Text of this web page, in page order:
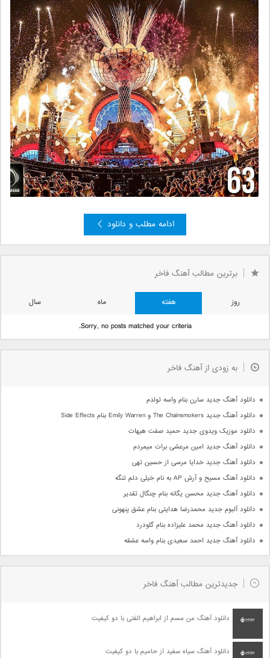
ادامه مطلب و دانلود
برترین مطالب آهنگ فاخر
روز هفته ماه
سال
Sorry, no posts matched your criteria.
به زودی از آهنگ فاخر
دانلود آهنگ جدید سارن بنام واسه تولدم
دانلود آهنگ جدید The Chainsmokers و Emily Warren بنام Side Effects
دانلود موزیک ویدوی جدید حمید صفت هیهات
دانلود آهنگ جدید امین مرعشی برات میمردم
دانلود آهنگ جدید خدایا مرسی از حسین تهی
دانلود آهنگ مسیح و آرش AP به نام خیلی دلم تنگه
دانلود آهنگ جدید محسن یگانه بنام چنگال تقدیر
دانلود آلبوم جدید محمدرضا هدایتی بنام عشق پنهونی
دانلود آهنگ جدید محمد علیزاده بنام گلودرد
دانلود آهنگ جدید احمد سعیدی بنام واسه عشقه
جدیدترین مطالب آهنگ فاخر
دانلود آهنگ من مسم از ابراهیم الفتی با دو کیفیت
دانلود آهنگ سیاه سفید از حامیم با دو کیفیت